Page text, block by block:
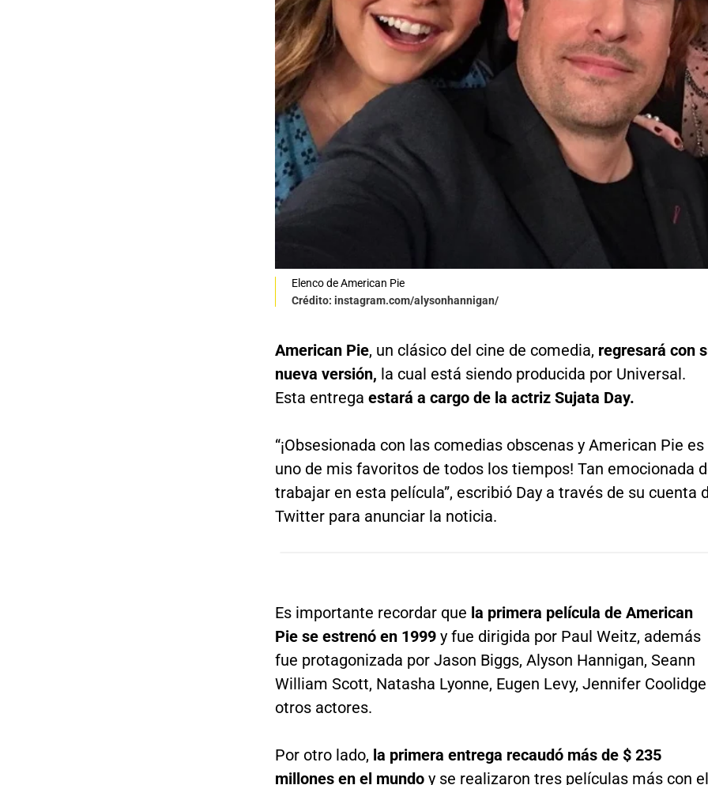
Elenco de American Pie
Crédito: instagram.com/alysonhannigan/
American Pie, un clásico del cine de comedia, regresará con
nueva versión, la cual está siendo producida por Universal.
Esta entrega estará a cargo de la actriz Sujata Day.
“¡Obsesionada con las comedias obscenas y American Pie es
uno de mis favoritos de todos los tiempos! Tan emocionada
trabajar en esta película”, escribió Day a través de su cuenta
Twitter para anunciar la noticia.
Es importante recordar que la primera película de American
Pie se estrenó en 1999y fue dirigida por Paul Weitz, además
fue protagonizada por Jason Biggs, Alyson Hannigan, Seann
William Scott, Natasha Lyonne, Eugen Levy, Jennifer
otros actores.
Por otro lado, la primera entrega recaudó más de $ 235
millones en el mundoy se realizaron tres películas más con el